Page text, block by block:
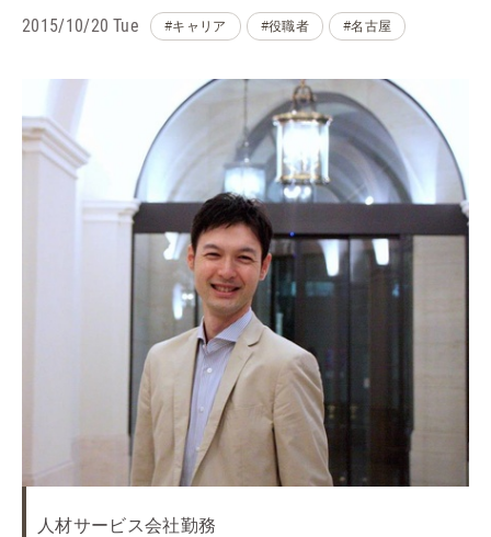
2015/10/20 Tue #キャリア #役職者 #名古屋
人材サービス会社勤務